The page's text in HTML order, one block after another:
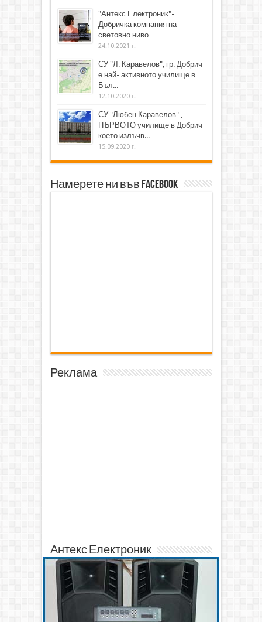
"Антекс Електроник"-
Добричка компания на
световно ниво
24.10.2021 г.
СУ "Л. Каравелов", гр. Добрич
е най- активното училище в
Бъл...
12.10.2020 г.
СУ "Любен Каравелов" ,
ПЪРВОТО училище в Добрич
което излъчв...
15.09.2020 г.
Намерете ни във Facebook
Реклама
Антекс Електроник